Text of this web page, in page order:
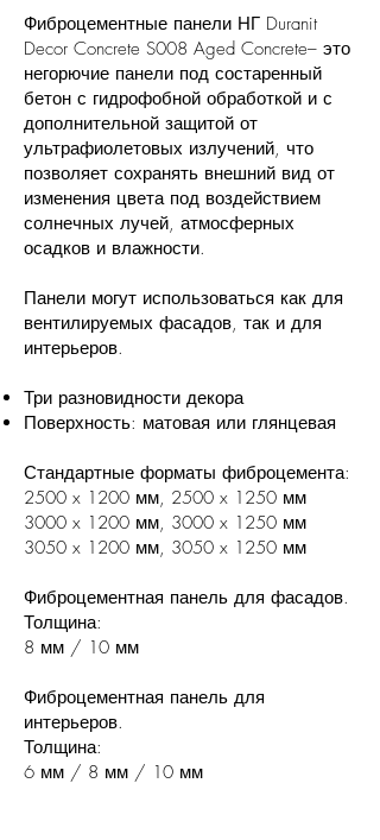
Фиброцементные панели НГ Duranit
Decor Concrete S008 Aged Concrete– это
негорючие панели под состаренный
бетон с гидрофобной обработкой и с
дополнительной защитой от
ультрафиолетовых излучений, что
позволяет сохранять внешний вид от
изменения цвета под воздействием
солнечных лучей, атмосферных
осадков и влажности.
Панели могут использоваться как для
вентилируемых фасадов, так и для
интерьеров.
Три разновидности декора
Поверхность: матовая или глянцевая
Стандартные форматы фиброцемента:
2500 x 1200 мм, 2500 x 1250 мм
3000 x 1200 мм, 3000 x 1250 мм
3050 x 1200 мм, 3050 x 1250 мм
Фиброцементная панель для фасадов.
Толщина:
8 мм / 10 мм
Фиброцементная панель для
интерьеров.
Толщина:
6 мм / 8 мм / 10 мм